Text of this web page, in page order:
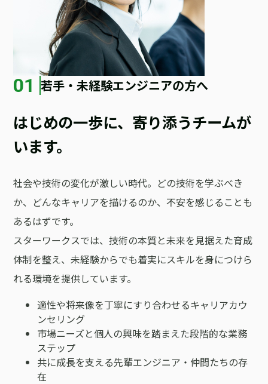
01 若手・未経験エンジニアの方へ
はじめの一歩に、寄り添うチームが
います。
社会や技術の変化が激しい時代。どの技術を学ぶべき
か、どんなキャリアを描けるのか、不安を感じることも
あるはずです。
スターワークスでは、技術の本質と未来を見据えた育成
体制を整え、未経験からでも着実にスキルを身につけら
れる環境を提供しています。
適性や将来像を丁寧にすり合わせるキャリアカウ
ンセリング
市場ニーズと個人の興味を踏まえた段階的な業務
ステップ
共に成長を支える先輩エンジニア・仲間たちの存
在